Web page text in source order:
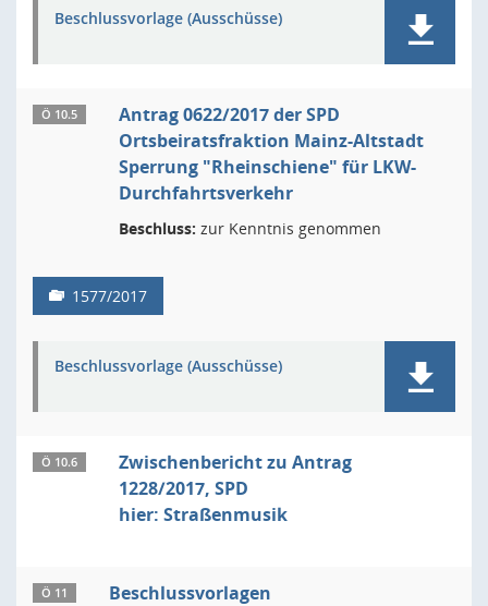
Beschlussvorlage (Ausschüsse)
Ö 10.5
Antrag 0622/2017 der SPD
Ortsbeiratsfraktion Mainz-Altstadt
Sperrung "Rheinschiene" für LKW-
Durchfahrtsverkehr
Beschluss: zur Kenntnis genommen
1577/2017
Beschlussvorlage (Ausschüsse)
Ö 10.6
Zwischenbericht zu Antrag
1228/2017, SPD
hier: Straßenmusik
Ö 11 Beschlussvorlagen